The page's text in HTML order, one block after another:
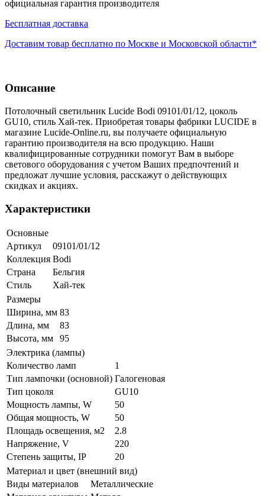
официальная гарантия производителя
Бесплатная доставка
Доставим товар бесплатно по Москве и Московской области*
Описание
Потолочный светильник Lucide Bodi 09101/01/12, цоколь
GU10, стиль Хай-тек. Приобретая товары фабрики LUCIDE в
магазине Lucide-Online.ru, вы получаете официальную
гарантию производителя на всю продукцию. Наши
квалифицированные сотрудники помогут Вам в выборе
светового оборудования с учетом Ваших предпочтений и
предложат лучшие условия, расскажут о действующих
скидках и акциях.
Характеристики
Основные
Артикул
09101/01/12
Коллекция Bodi
Страна
Бельгия
Стиль
Хай-тек
Размеры
Ширина, мм 83
Длина, мм
83
Высота, мм
95
Электрика (лампы)
Количество ламп
1
Тип лампочки (основной) Галогеновая
Тип цоколя
GU10
Мощность лампы, W
50
Общая мощность, W
50
Площадь освещения, м2
2.8
Напряжение, V
220
Степень защиты, IP
20
Материал и цвет (внешний вид)
Виды материалов
Металлические